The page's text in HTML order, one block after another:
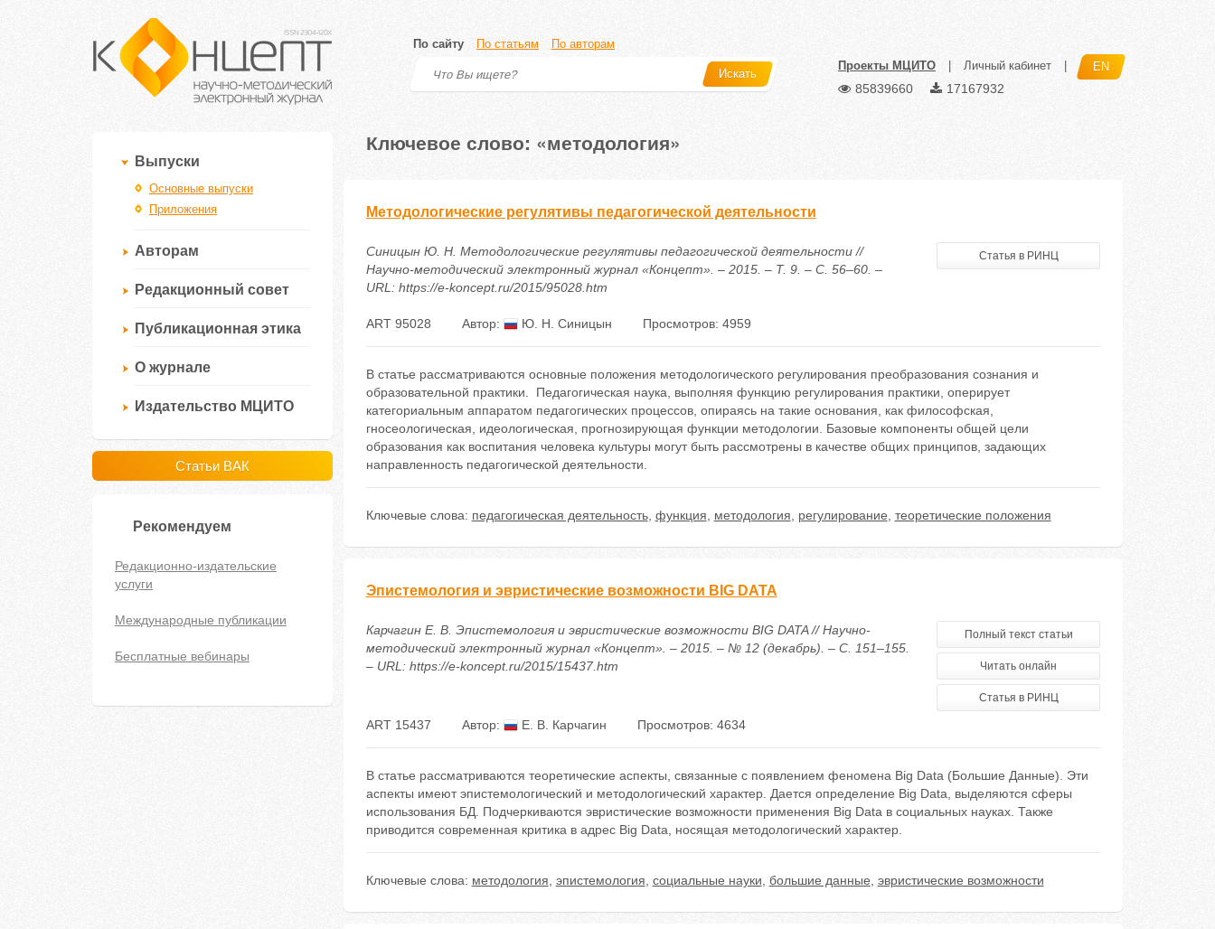
По сайту По статьям По авторам
Искать
Проекты МЦИТО Личный кабинет EN
85839660 17167932
Выпуски
Основные выпуски
Приложения
Авторам
Редакционный совет
Публикационная этика
О журнале
Издательство МЦИТО
Статьи ВАК
Рекомендуем
Редакционно-издательские
услуги
Международные публикации
Бесплатные вебинары
Ключевое слово: «методология»
Методологические регулятивы педагогической деятельности
Синицын Ю. Н. Методологические регулятивы педагогической деятельности //
Научно-методический электронный журнал «Концепт». – 2015. – Т. 9. – С. 56–60. –
URL: https://e-koncept.ru/2015/95028.htm
Статья в РИНЦ
ART 95028 Автор: Ю. Н. Синицын Просмотров: 4959
В статье рассматриваются основные положения методологического регулирования преобразования сознания и
образовательной практики. Педагогическая наука, выполняя функцию регулирования практики, оперирует
категориальным аппаратом педагогических процессов, опираясь на такие основания, как философская,
гносеологическая, идеологическая, прогнозирующая функции методологии. Базовые компоненты общей цели
образования как воспитания человека культуры могут быть рассмотрены в качестве общих принципов, задающих
направленность педагогической деятельности.
Ключевые слова: педагогическая деятельность, функция методология регулирование теоретические положения
Эпистемология и эвристические возможности BIG DATA
Карчагин Е. В. Эпистемология и эвристические возможности BIG DATA // Научно-
методический электронный журнал «Концепт». – 2015. – № 12 (декабрь). – С. 151–155.
– URL: https://e-koncept.ru/2015/15437.htm
Полный текст статьи
Читать онлайн
Статья в РИНЦ
ART 15437 Автор: Е. В. Карчагин Просмотров: 4634
В статье рассматриваются теоретические аспекты, связанные с появлением феномена Big Data (Большие Данные). Эти
аспекты имеют эпистемологический и методологический характер. Дается определение Big Data, выделяются сферы
использования БД. Подчеркиваются эвристические возможности применения Big Data в социальных науках. Также
приводится современная критика в адрес Big Data, носящая методологический характер.
Ключевые слова: методология эпистемология социальные науки большие данные эвристические возможности